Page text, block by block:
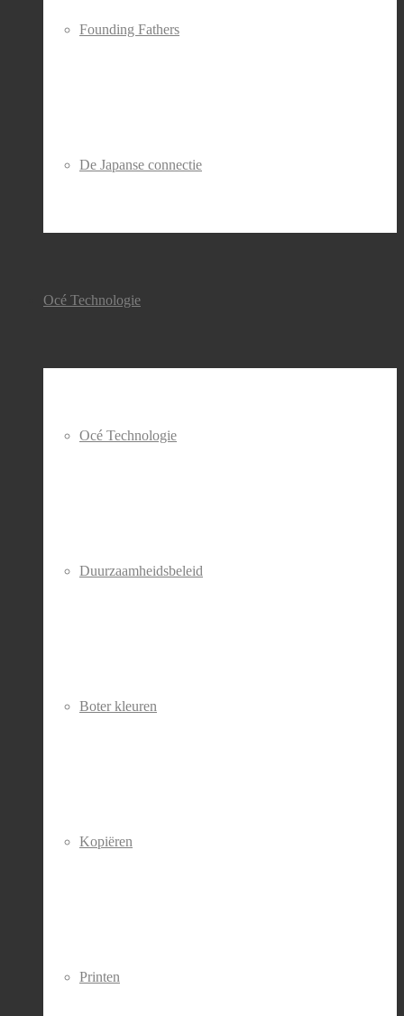
Founding Fathers
De Japanse connectie
Océ Technologie
Océ Technologie
Duurzaamheidsbeleid
Boter kleuren
Kopiëren
Printen